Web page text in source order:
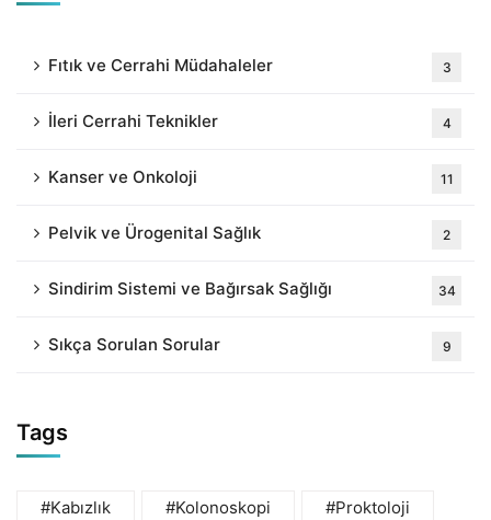
Fıtık ve Cerrahi Müdahaleler 3
İleri Cerrahi Teknikler 4
Kanser ve Onkoloji 11
Pelvik ve Ürogenital Sağlık 2
Sindirim Sistemi ve Bağırsak Sağlığı 34
Sıkça Sorulan Sorular 9
Tags
#Kabızlık #Kolonoskopi #Proktoloji